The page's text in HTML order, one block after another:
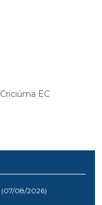
EC
(07/08/2026)